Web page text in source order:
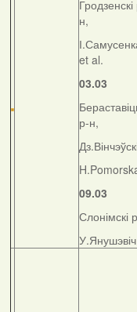
Гродзенскі
н,
et al.
03.03
р-н,
09.03
Слонімскі
У.Янушэвіч